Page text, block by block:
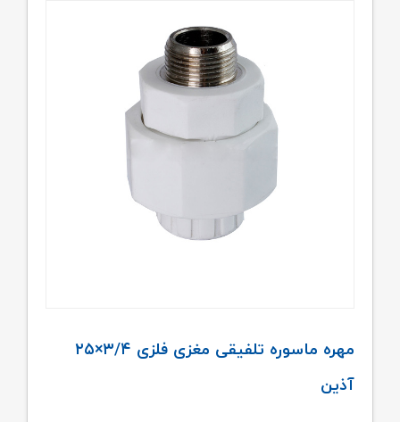
مهره ماسوره تلفیقی مغزی فلزی ۳/۴×۲۵
آذین